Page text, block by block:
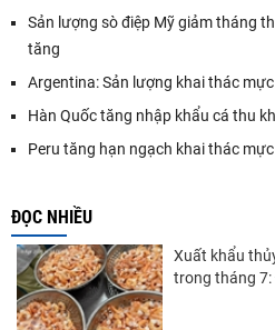
Sản lượng sò điệp Mỹ giảm tháng
tăng
Argentina: Sản lượng khai thác
Hàn Quốc tăng nhập khẩu cá thu
Peru tăng hạn ngạch khai thác
ĐỌC NHIỀU
Xuất khẩu
trong tháng 7: